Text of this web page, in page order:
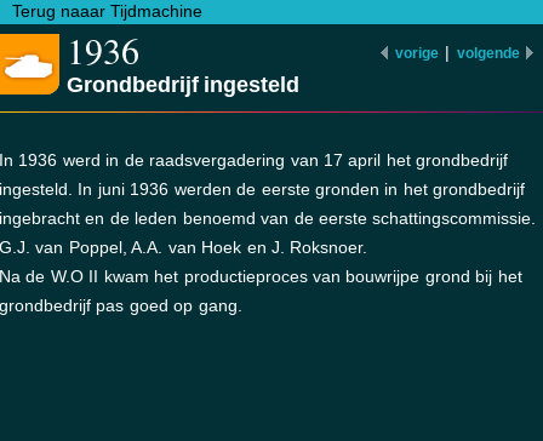
Terug naaar Tijdmachine
vorige | volgende
1936
Grondbedrijf ingesteld
In 1936 werd in de raadsvergadering van 17 april het grondbedrijf
ingesteld. In juni 1936 werden de eerste gronden in het grondbedrijf
ingebracht en de leden benoemd van de eerste schattingscommissie.
G.J. van Poppel, A.A. van Hoek en J. Roksnoer.
Na de W.O II kwam het productieproces van bouwrijpe grond bij het
grondbedrijf pas goed op gang.